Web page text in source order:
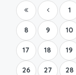
1
8 9 10
17 18 19
26 27 28